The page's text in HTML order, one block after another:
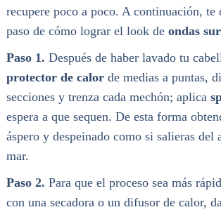
recupere poco a poco. A continuación, te
paso de cómo lograr el look de ondas
Paso 1. Después de haber lavado tu
protector de calorde medias a puntas,
secciones y trenza cada mechón; aplica
espera a que sequen. De esta forma
áspero y despeinado como si salieras del
mar.
Paso 2. Para que el proceso sea más
con una secadora o un difusor de calor,